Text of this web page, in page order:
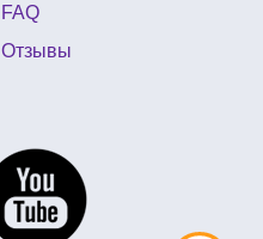
FAQ
Отзывы